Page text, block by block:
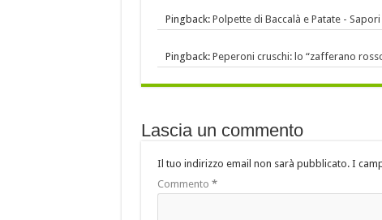
Pingback: Polpette di Baccalà e Patate - Sapori
Pingback: Peperoni cruschi: lo “zafferano
Lascia un commento
Il tuo indirizzo email non sarà pubblicato. I
Commento *